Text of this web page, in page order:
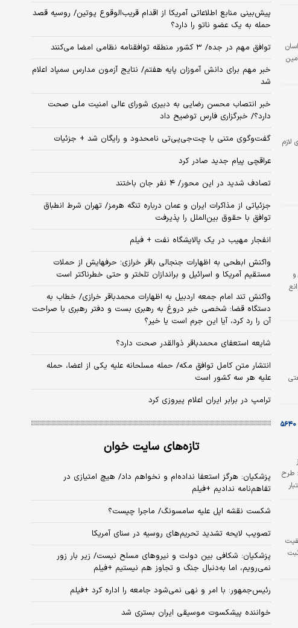
مراسم گفت: طرح
از ثبت ۲ رکورد موفقیت
پیش‌بینی منابع اطلاعاتی آمریکا از اقدام قریب‌الوقوع پوتین/ روسیه قصد
حمله به یک عضو ناتو را دارد؟
توافق مهم در جده/ ۳ کشور منطقه توافقنامه نظامی امضا می‌کنند
خبر مهم برای دانش آموزان پایه هفتم/ نتایج آزمون مدارس سمپاد اعلام
شد
خبر انتصاب محسن رضایی به دبیری شورای عالی امنیت ملی صحت
دارد؟/ خبرگزاری فارس توضیح داد
گفت‌وگوی متنی با چت‌جی‌پی‌تی نامحدود و رایگان شد + جزئیات
عراقچی پیام جدید صادر کرد
تصادف شدید در این محور/ ۴ نفر جان باختند
جزئیاتی از مذاکرات ایران و عمان درباره تنگه هرمز/ تهران شرط انطباق
توافق با حقوق بین‌الملل را پذیرفت
انفجار مهیب در یک پالایشگاه نفت + فیلم
واکنش ابطحی به اظهارات جنجالی باقر خرازی؛ حرفهایش از حملات
مستقیم آمریکا و اسرائیل و براندازان تلختر و حتی خطرناکتر است
واکنش تند امام جمعه اردبیل به اظهارات محمدباقر خرازی/ خطاب به
دستگاه قضا: شخصی خبر دروغ به رهبری بست و دفتر رهبری با صراحت
آن را رد کرد، آیا این جرم است یا خیر؟
شایعه استعفای محمدباقر ذوالقدر صحت دارد؟
انتشار متن کامل توافق مکه/ حمله مسلحانه علیه یکی از اعضا، حمله
علیه هر سه کشور است
ترامپ در برابر ایران اعلام پیروزی کرد
تازه‌های سایت خوان
پزشکیان: هرگز استعفا نداده‌ام و نخواهم داد/ هیچ امتیازی در
تفاهم‌نامه ندادیم +فیلم
شکست نقشه اپل علیه سامسونگ/ ماجرا چیست؟
تصویب لایحه تشدید تحریم‌های روسیه در سنای آمریکا
پزشکیان: شکافی بین دولت و نیروهای مسلح نیست/ زیر بار زور
نمی‌رویم، اما به‌دنبال جنگ و تجاوز هم نیستیم +فیلم
رئیس‌جمهور: با امر و نهی نمی‌شود جامعه را اداره کرد +فیلم
خواننده پیشکسوت موسیقی ایران بستری شد